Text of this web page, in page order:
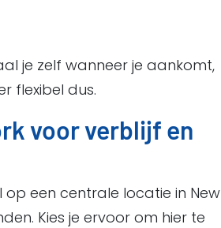
je zelf wanneer je aankomt,
flexibel dus.
voor verblijf en
op een centrale locatie in New
Kies je ervoor om hier te